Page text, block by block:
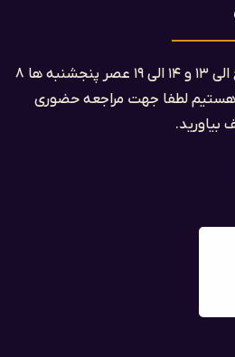
ثبت سفارش:ساعت ۸ صبح الی ۱۳ و ۱۴ الی ۱۹ عصر پنجشنبه ها ۸
هستیم لطفا جهت مراجعه حضوری
بیاورید.